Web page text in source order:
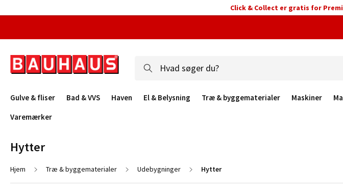
Click & Collect er gratis for
Gulve & fliser Bad & VVS Haven El & Belysning Træ & byggematerialer Maskiner
Varemærker
Hytter
Hjem Træ & byggematerialer Udebygninger Hytter